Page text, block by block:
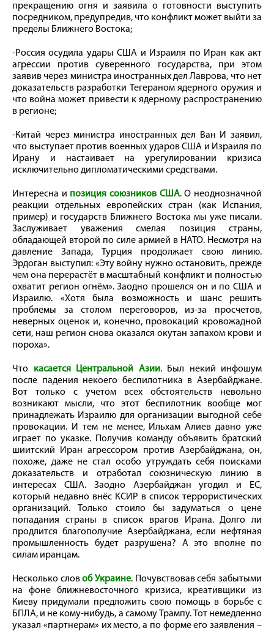
прекращению огня и заявила о готовности выступить
посредником, предупредив, что конфликт может выйти за
пределы Ближнего Востока;
-Россия осудила удары США и Израиля по Иран как акт
агрессии против суверенного государства, при этом
заявив через министра иностранных дел Лаврова, что нет
доказательств разработки Тегераном ядерного оружия и
что война может привести к ядерному распространению
в регионе;
-Китай через министра иностранных дел Ван И заявил,
что выступает против военных ударов США и Израиля по
Ирану и настаивает на урегулировании кризиса
исключительно дипломатическими средствами.
Интересна и позиция союзников США. О неоднозначной
реакции отдельных европейских стран (как Испания,
пример) и государств Ближнего Востока мы уже писали.
Заслуживает уважения смелая позиция страны,
обладающей второй по силе армией в НАТО. Несмотря на
давление Запада, Турция продолжает свою линию.
Эрдоган выступил: «Эту войну нужно остановить, прежде
чем она перерастёт в масштабный конфликт и полностью
охватит регион огнём». Заодно прошелся он и по США и
Израилю. «Хотя была возможность и шанс решить
проблемы за столом переговоров, из-за просчетов,
неверных оценок и, конечно, провокаций кровожадной
сети, наш регион снова оказался окутан запахом крови и
пороха».
Что касается Центральной Азии. Был некий инфошум
после падения некоего беспилотника в Азербайджане.
Вот только с учетом всех обстоятельств невольно
возникают мысли, что этот беспилотник вообще мог
принадлежать Израилю для организации выгодной себе
провокации. И тем не менее, Ильхам Алиев давно уже
играет по указке. Получив команду объявить братский
шиитский Иран агрессором против Азербайджана, он,
похоже, даже не стал особо утруждать себя поисками
доказательств и отработал союзническую линию в
интересах США. Заодно Азербайджан угодил и ЕС,
который недавно внёс КСИР в список террористических
организаций. Только стоило бы задуматься о цене
попадания страны в список врагов Ирана. Долго ли
продлится благополучие Азербайджана, если нефтяная
промышленность будет разрушена? А это вполне по
силам иранцам.
Несколько словоб Украине. Почувствовав себя забытыми
на фоне ближневосточного кризиса, креативщики из
Киеву придумали предложить свою помощь в борьбе с
БПЛА, и не кому-нибудь, а самому Трампу. Тот немедленно
указал «партнерам» их место, а по форме его заявления –